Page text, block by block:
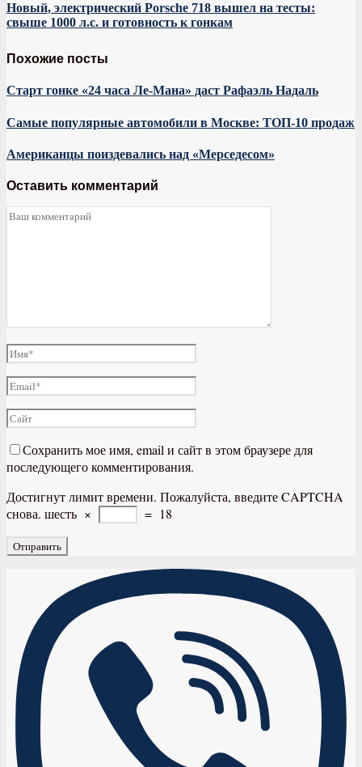
Новый, электрический Porsche 718 вышел на тесты:
свыше 1000 л.с. и готовность к гонкам
Похожие посты
Старт гонке «24 часа Ле-Мана» даст Рафаэль Надаль
Самые популярные автомобили в Москве: ТОП-10 продаж
Американцы поиздевались над «Мерседесом»
Оставить комментарий
Сохранить мое имя, email и сайт в этом браузере для
последующего комментирования.
Достигнут лимит времени. Пожалуйста, введите CAPTCHA
снова. шесть × = 18